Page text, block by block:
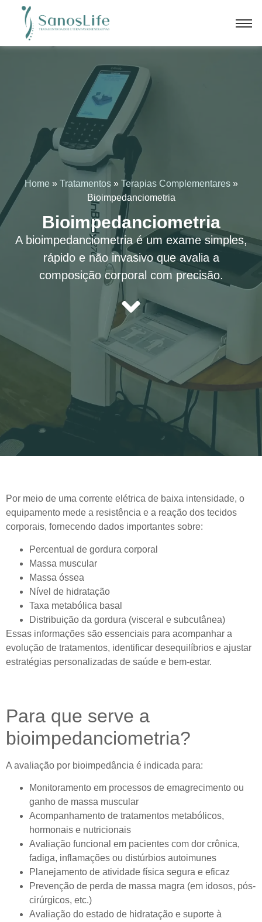
Home » Tratamentos» Terapias Complementares»
Bioimpedanciometria
Bioimpedanciometria
A bioimpedanciometria é um exame simples,
rápido e não invasivo que avalia a
composição corporal com precisão.
Por meio de uma corrente elétrica de baixa intensidade, o
equipamento mede a resistência e a reação dos tecidos
corporais, fornecendo dados importantes sobre:
Percentual de gordura corporal
Massa muscular
Massa óssea
Nível de hidratação
Taxa metabólica basal
Distribuição da gordura (visceral e subcutânea)
Essas informações são essenciais para acompanhar a
evolução de tratamentos, identificar desequilíbrios e ajustar
estratégias personalizadas de saúde e bem-estar.
Para que serve a
bioimpedanciometria?
A avaliação por bioimpedância é indicada para:
Monitoramento em processos de emagrecimento ou
ganho de massa muscular
Acompanhamento de tratamentos metabólicos,
hormonais e nutricionais
Avaliação funcional em pacientes com dor crônica,
fadiga, inflamações ou distúrbios autoimunes
Planejamento de atividade física segura e eficaz
Prevenção de perda de massa magra (em idosos, pós-
cirúrgicos, etc.)
Avaliação do estado de hidratação e suporte à